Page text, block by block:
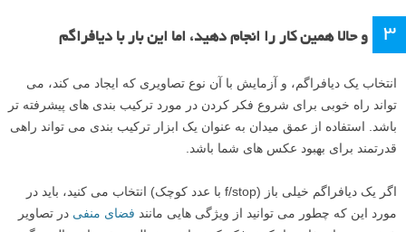
سخت تر کار کنید تا یک ترکیب بندی عالی پیدا کنید. این به نوبه خود باعث
خواهد شد تا شما همه چیز را کمی متفاوت ببینید. و اگر نیاز داشتید که زوم